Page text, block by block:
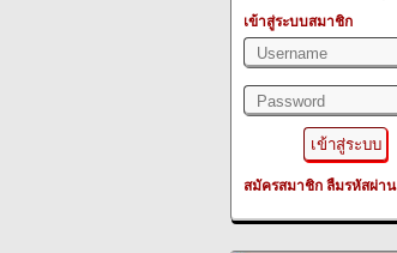
เข้าสู่ระบบสมาชิก
สมัครสมาชิก ลืมรหัสผ่าน